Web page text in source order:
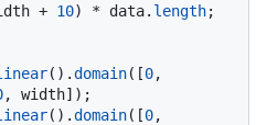
+ 10) * data. length;
().domain([0,
, width]);
().domain([0,